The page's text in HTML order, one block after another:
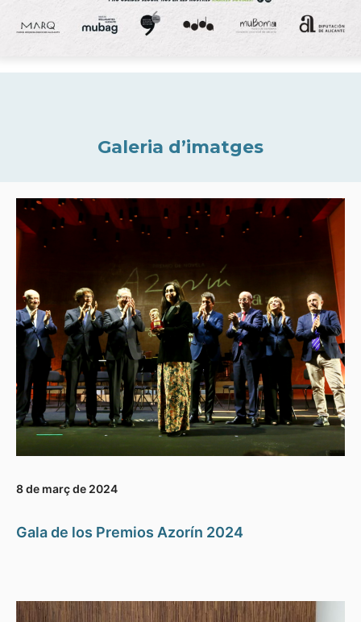
Galeria d’imatges
8 de març de 2024
Gala de los Premios Azorín 2024